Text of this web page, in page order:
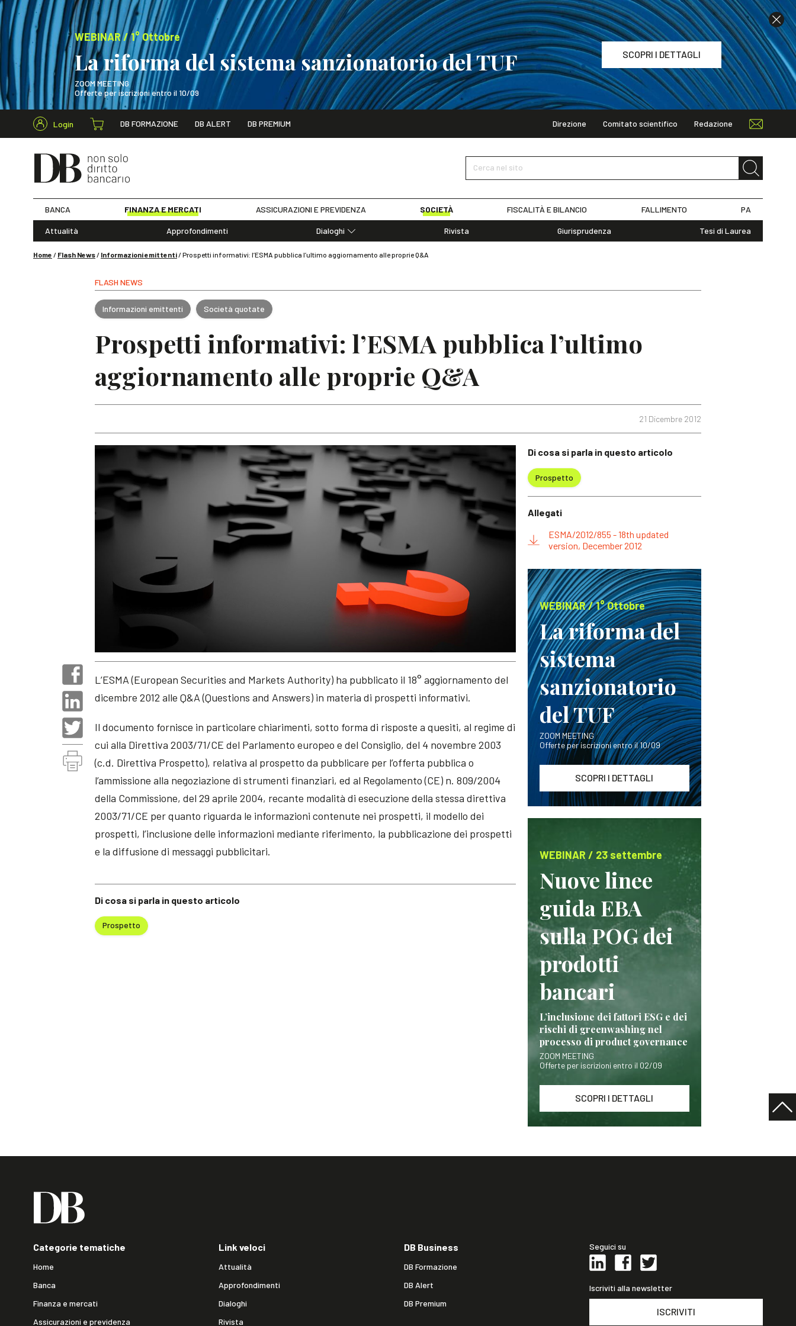
WEBINAR / 1° Ottobre
La riforma del sistema sanzionatorio del TUF
ZOOM MEETING
Offerte per iscrizioni entro il 10/09
SCOPRI I DETTAGLI
WEBINAR / 1° Ottobre
Login DB FORMAZIONE DB ALERT DB PREMIUM Direzione Comitato scientifico Redazione
Cerca nel sito
BANCA FINANZA E MERCATI ASSICURAZIONI E PREVIDENZA SOCIETÀ FISCALITÀ E BILANCIO FALLIMENTO PA
Attualità Approfondimenti
Dialoghi
Rivista Giurisprudenza Tesi di Laurea
Home / Flash News/ Informazioni emittenti/Prospetti informativi: l’ESMA pubblica l’ultimo aggiornamento alle proprie Q&A
FLASH NEWS
Informazioni emittenti Società quotate
Prospetti informativi: l’ESMA pubblica l’ultimo
aggiornamento alle proprie Q&A
21 Dicembre 2012
Di cosa si parla in questo articolo
Prospetto
L’ESMA (European Securities and Markets Authority) ha pubblicato il 18° aggiornamento del
dicembre 2012 alle Q&A (Questions and Answers) in materia di prospetti informativi.
Il documento fornisce in particolare chiarimenti, sotto forma di risposte a quesiti, al regime di
cui alla Direttiva 2003/71/CE del Parlamento europeo e del Consiglio, del 4 novembre 2003
(c.d. Direttiva Prospetto), relativa al prospetto da pubblicare per l’offerta pubblica o
l’ammissione alla negoziazione di strumenti finanziari, ed al Regolamento (CE) n. 809/2004
della Commissione, del 29 aprile 2004, recante modalità di esecuzione della stessa direttiva
2003/71/CE per quanto riguarda le informazioni contenute nei prospetti, il modello dei
prospetti, l’inclusione delle informazioni mediante riferimento, la pubblicazione dei prospetti
e la diffusione di messaggi pubblicitari.
Di cosa si parla in questo articolo
Prospetto
Allegati
ESMA/2012/855 - 18th updated
version, December 2012
WEBINAR / 1° Ottobre
La riforma del
sistema
sanzionatorio
del TUF
ZOOM MEETING
Offerte per iscrizioni entro il 10/09
SCOPRI I DETTAGLI
WEBINAR / 23 settembre
Nuove linee
guida EBA
sulla POG dei
prodotti
bancari
L’inclusione dei fattori ESG e dei
rischi di greenwashing nel
processo di product governance
ZOOM MEETING
Offerte per iscrizioni entro il 02/09
SCOPRI I DETTAGLI
Categorie tematiche
Home
Banca
Finanza e mercati
Assicurazioni e previdenza
Link veloci
Attualità
Approfondimenti
Dialoghi
Rivista
DB Business
DB Formazione
DB Alert
DB Premium
Seguici su
Iscriviti alla newsletter
ISCRIVITI